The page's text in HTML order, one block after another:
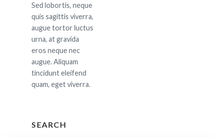
Sed lobortis, neque
quis sagittis viverra,
augue tortor luctus
urna, at gravida
eros neque nec
augue. Aliquam
tincidunt eleifend
quam, eget viverra.
SEARCH